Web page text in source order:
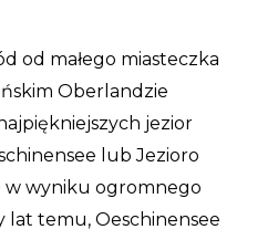
od małego miasteczka
Oberlandzie
jezior
lub Jezioro
w wyniku ogromnego
lat temu, Oeschinensee